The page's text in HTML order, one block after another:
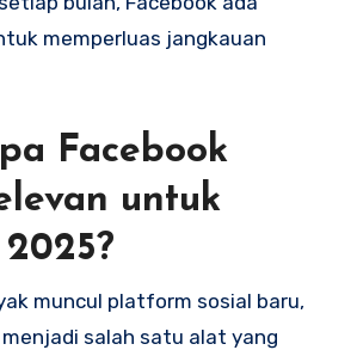
memperluas jangkauan
Facebook
untuk
muncul platform sosial baru,
salah satu alat yang